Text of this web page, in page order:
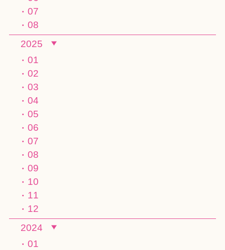
07
08
2025
01
02
03
04
05
06
07
08
09
10
11
12
2024
01